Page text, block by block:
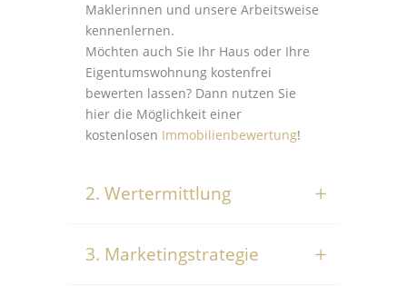
Maklerinnen und unsere Arbeitsweise
kennenlernen.
Möchten auch Sie Ihr Haus oder Ihre
Eigentumswohnung kostenfrei
bewerten lassen? Dann nutzen Sie
hier die Möglichkeit einer
kostenlosen Immobilienbewertung!
2. Wertermittlung
3. Marketingstrategie